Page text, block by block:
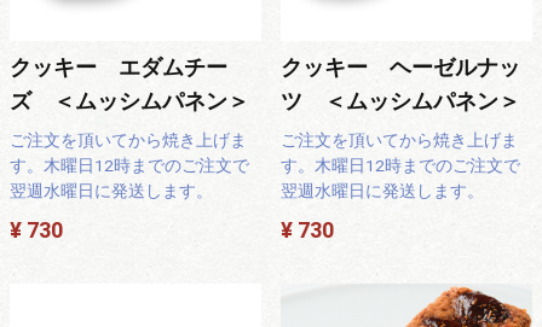
クッキー エダムチー
ズ ＜ムッシムパネン＞
ご注文を頂いてから焼き上げま
す。木曜日12時までのご注文で
翌週水曜日に発送します。
¥ 730
クッキー ヘーゼルナッ
ツ ＜ムッシムパネン＞
ご注文を頂いてから焼き上げま
す。木曜日12時までのご注文で
翌週水曜日に発送します。
¥ 730